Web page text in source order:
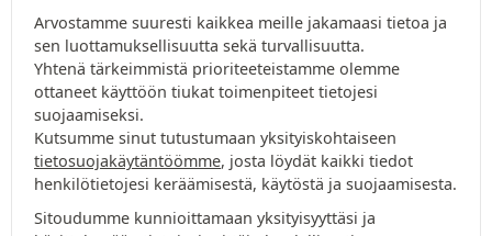
Arvostamme suuresti kaikkea meille jakamaasi tietoa ja
sen luottamuksellisuutta sekä turvallisuutta.
Yhtenä tärkeimmistä prioriteeteistamme olemme
ottaneet käyttöön tiukat toimenpiteet tietojesi
suojaamiseksi.
Kutsumme sinut tutustumaan yksityiskohtaiseen
tietosuojakäytäntöömme, josta löydät kaikki tiedot
henkilötietojesi keräämisestä, käytöstä ja suojaamisesta.
Sitoudumme kunnioittamaan yksityisyyttäsi ja